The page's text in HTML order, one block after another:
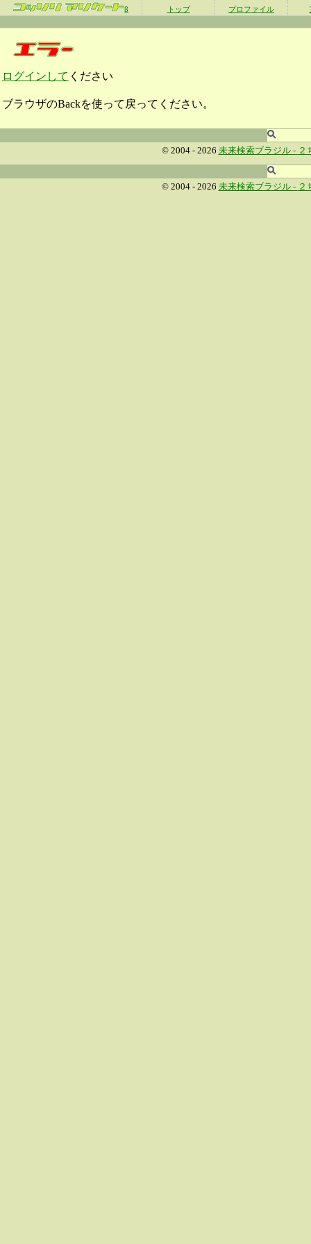
β トップ プロファイル
ログインして ください
ブラウザのBackを使って戻ってください。
© 2004 - 2026 未来検索ブラジル - ２
© 2004 - 2026 未来検索ブラジル - ２